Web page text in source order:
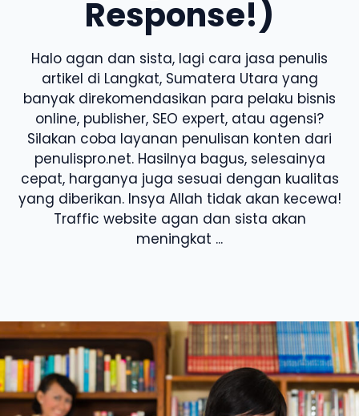
Response!)
Halo agan dan sista, lagi cara jasa penulis
artikel di Langkat, Sumatera Utara yang
banyak direkomendasikan para pelaku bisnis
online, publisher, SEO expert, atau agensi?
Silakan coba layanan penulisan konten dari
penulispro.net. Hasilnya bagus, selesainya
cepat, harganya juga sesuai dengan kualitas
yang diberikan. Insya Allah tidak akan kecewa!
Traffic website agan dan sista akan
meningkat ...